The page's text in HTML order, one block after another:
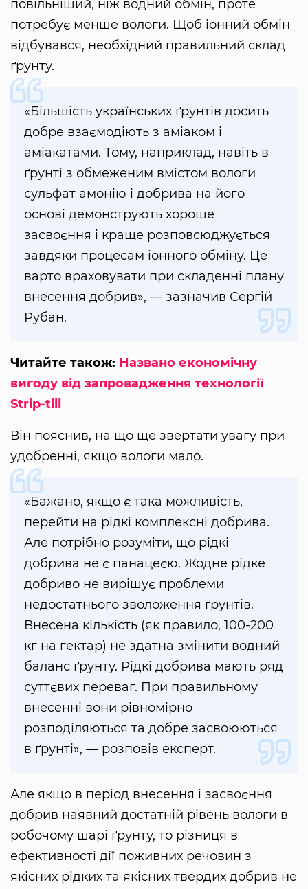
повільніший, ніж водний обмін, проте
потребує менше вологи. Щоб іонний обмін
відбувався, необхідний правильний склад
ґрунту.
«Більшість українських ґрунтів досить
добре взаємодіють з аміаком і
аміакатами. Тому, наприклад, навіть в
ґрунті з обмеженим вмістом вологи
сульфат амонію і добрива на його
основі демонструють хороше
засвоєння і краще розповсюджується
завдяки процесам іонного обміну. Це
варто враховувати при складенні плану
внесення добрив», — зазначив Сергій
Рубан.
Читайте також: Названо економічну
вигоду від запровадження технології
Strip-till
Він пояснив, на що ще звертати увагу при
удобренні, якщо вологи мало.
«Бажано, якщо є така можливість,
перейти на рідкі комплексні добрива.
Але потрібно розуміти, що рідкі
добрива не є панацеєю. Жодне рідке
добриво не вирішує проблеми
недостатнього зволоження ґрунтів.
Внесена кількість (як правило, 100-200
кг на гектар) не здатна змінити водний
баланс ґрунту. Рідкі добрива мають ряд
суттєвих переваг. При правильному
внесенні вони рівномірно
розподіляються та добре засвоюються
в ґрунті», — розповів експерт.
Але якщо в період внесення і засвоєння
добрив наявний достатній рівень вологи в
робочому шарі ґрунту, то різниця в
ефективності дії поживних речовин з
якісних рідких та якісних твердих добрив не